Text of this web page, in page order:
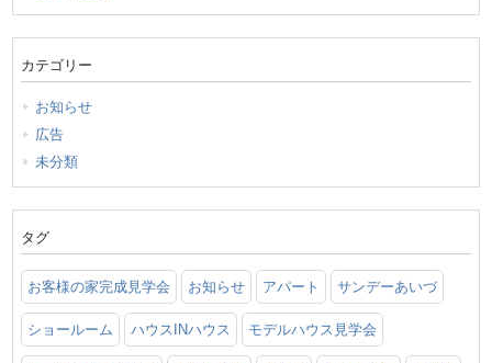
カテゴリー
お知らせ
広告
未分類
タグ
お客様の家完成見学会 お知らせ アパート サンデーあいづ
ショールーム ハウスINハウス モデルハウス見学会